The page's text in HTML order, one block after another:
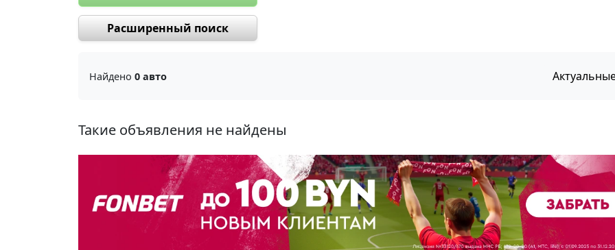
Расширенный поиск
Найдено 0 авто
Такие объявления не найдены